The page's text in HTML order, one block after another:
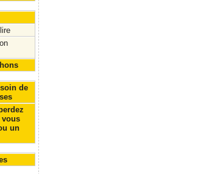
de
vous
un